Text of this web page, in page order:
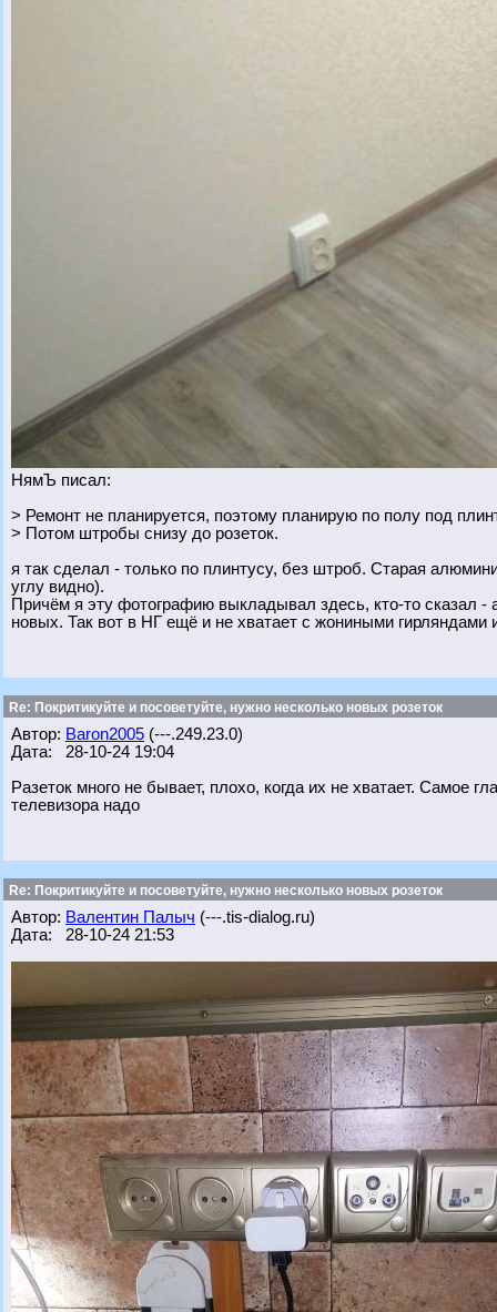
НямЪ писал:
> Ремонт не планируется, поэтому планирую по полу под
> Потом штробы снизу до розеток.
я так сделал - только по плинтусу, без штроб. Старая
углу видно).
Причём я эту фотографию выкладывал здесь, кто-то сказал -
новых. Так вот в НГ ещё и не хватает с жониными гирляндами
Re: Покритикуйте и посоветуйте, нужно несколько новых розеток
Автор: Baron2005 (---.249.23.0)
Дата: 28-10-24 19:04
Разеток много не бывает, плохо, когда их не хватает. Самое
телевизора надо
Re: Покритикуйте и посоветуйте, нужно несколько новых розеток
Автор: Валентин Палыч (---.tis-dialog.ru)
Дата: 28-10-24 21:53